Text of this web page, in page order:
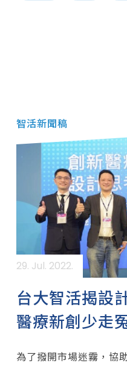
智活新聞稿
29. Jul. 2022.
台大智活揭設
醫療新創少走
為了撥開市場迷霧，協